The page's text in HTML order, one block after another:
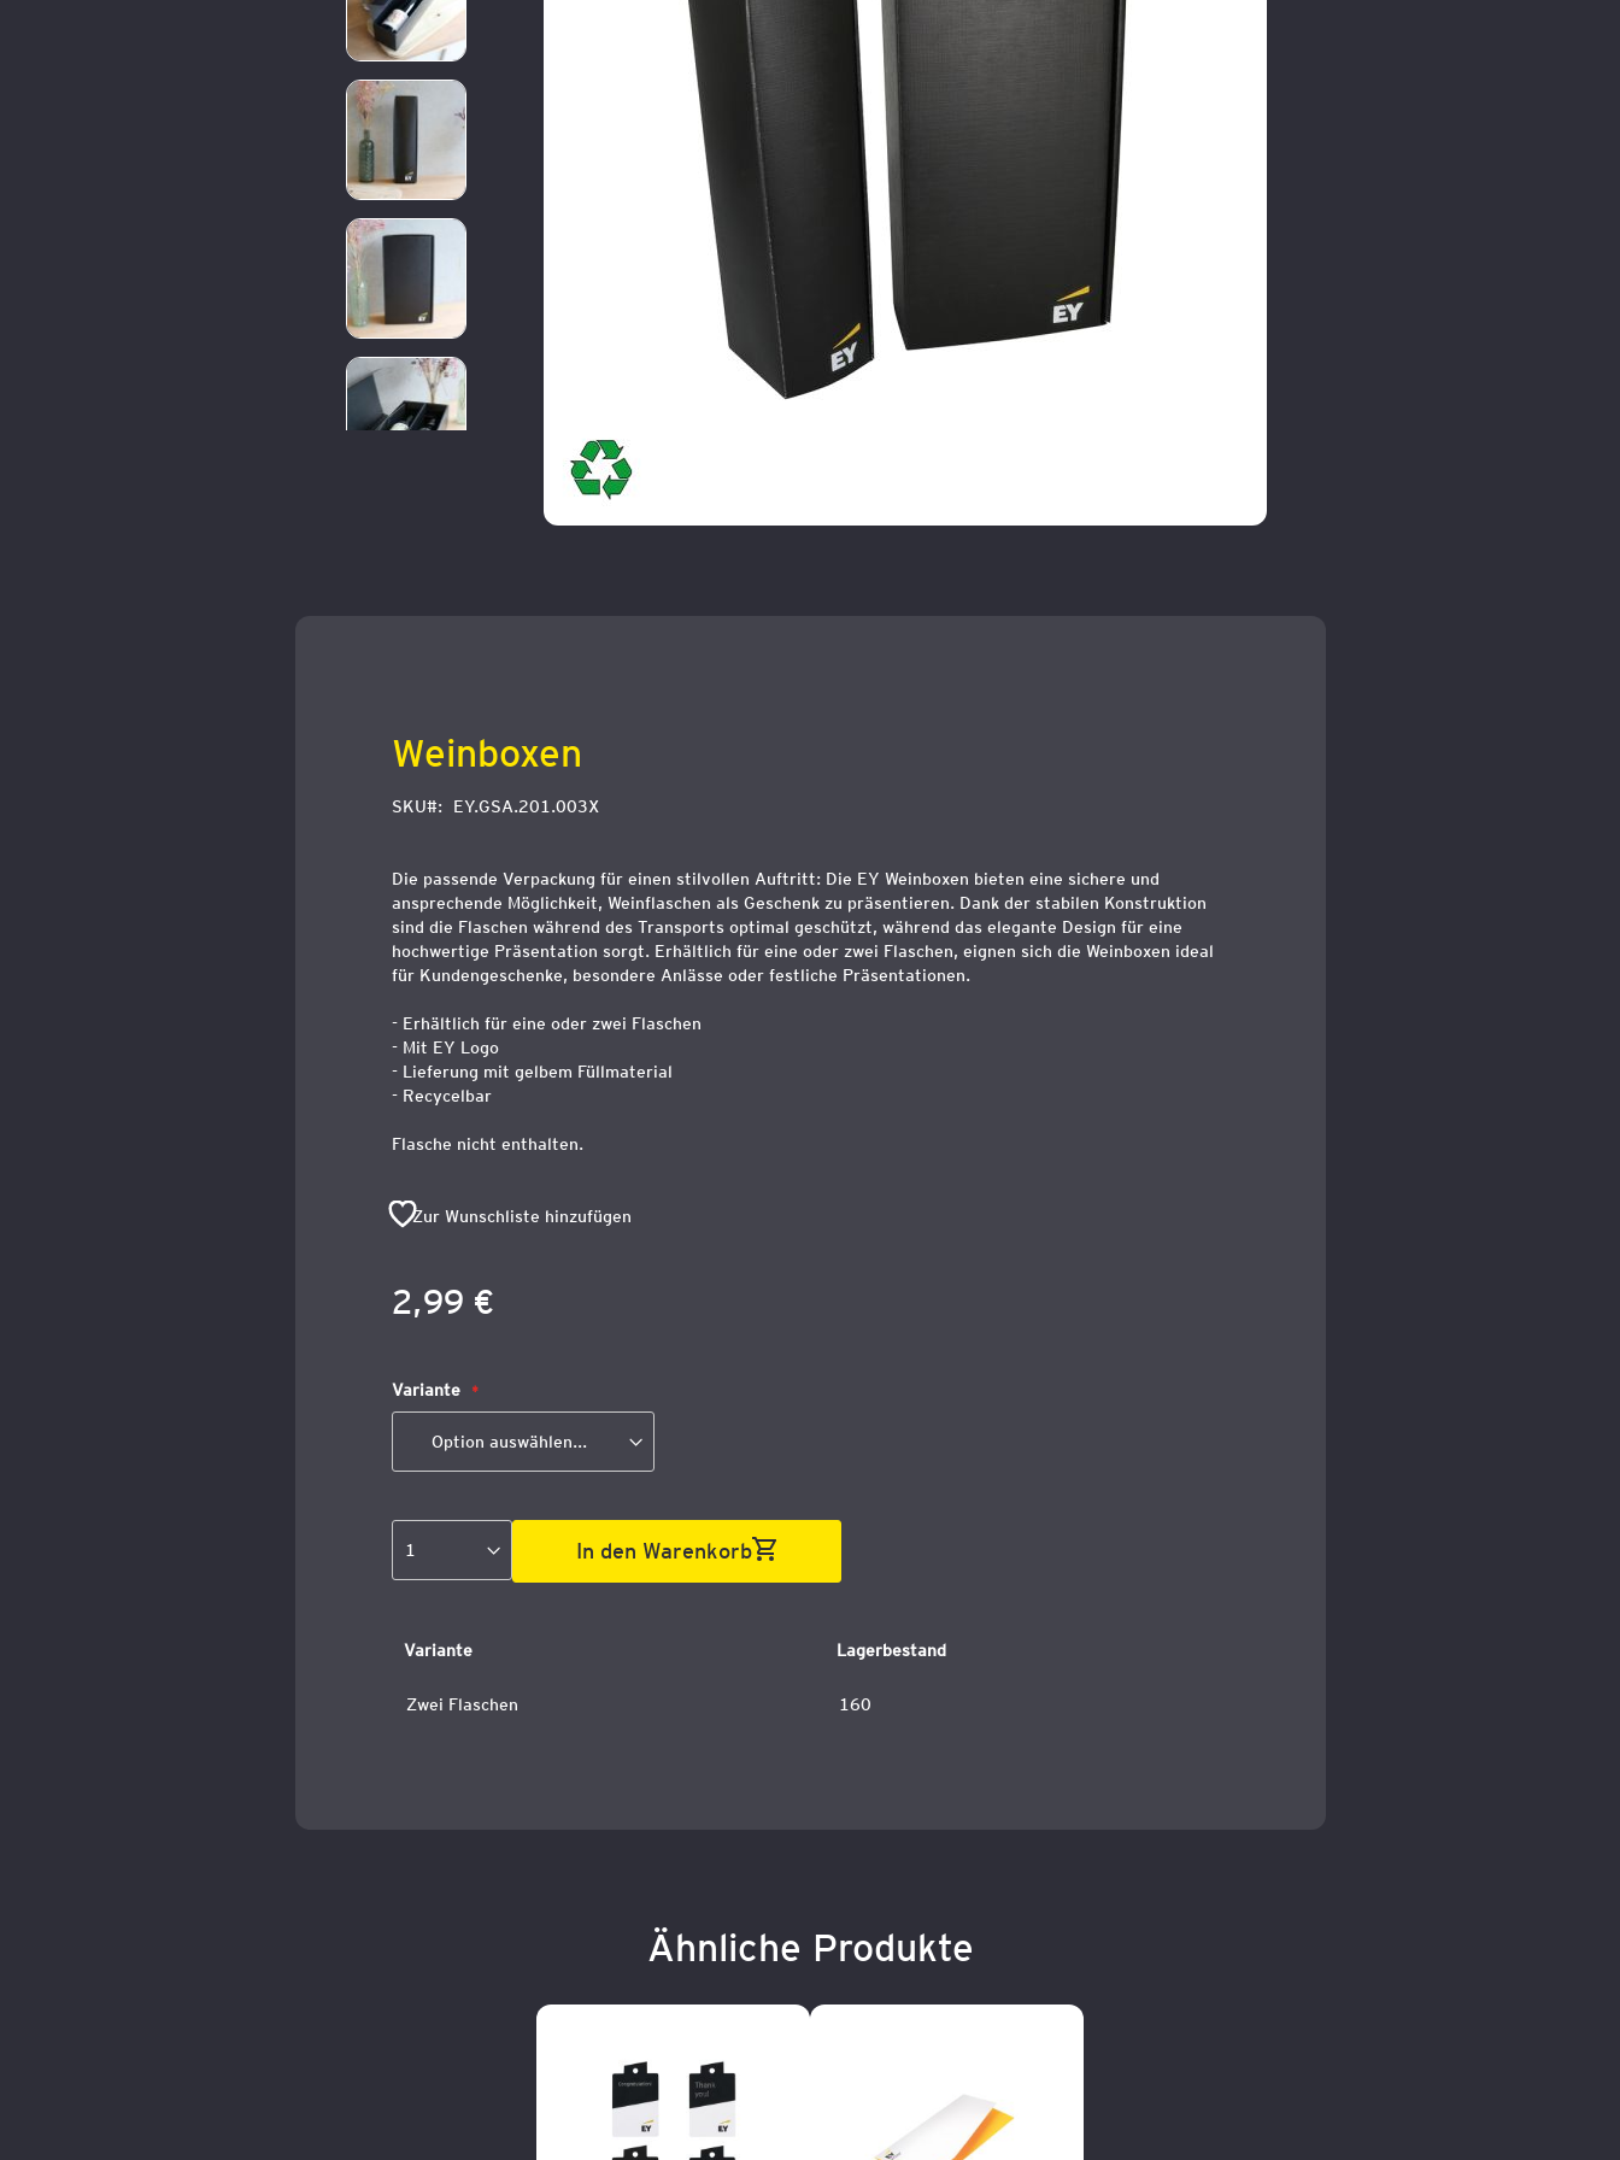
Weinboxen
SKU EY.GSA.201.003X
Die passende Verpackung für einen stilvollen Auftritt: Die EY Weinboxen bieten eine sichere und
ansprechende Möglichkeit, Weinflaschen als Geschenk zu präsentieren. Dank der stabilen Konstruktion
sind die Flaschen während des Transports optimal geschützt, während das elegante Design für eine
hochwertige Präsentation sorgt. Erhältlich für eine oder zwei Flaschen, eignen sich die Weinboxen ideal
für Kundengeschenke, besondere Anlässe oder festliche Präsentationen.
- Erhältlich für eine oder zwei Flaschen
- Mit EY Logo
- Lieferung mit gelbem Füllmaterial
- Recycelbar
Flasche nicht enthalten.
Zur Wunschliste hinzufügen
2,99 €
Variante
In den Warenkorb
Variante Lagerbestand
Zwei Flaschen 160
Ähnliche Produkte